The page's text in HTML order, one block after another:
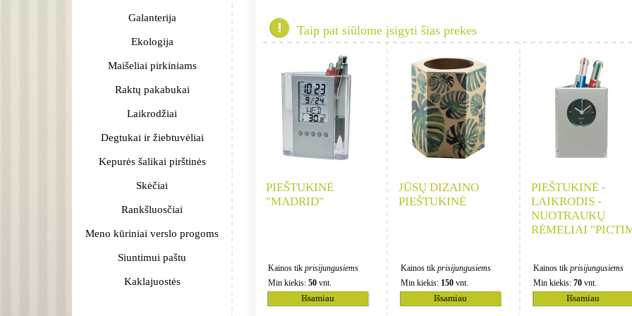
Galanterija
Ekologija
Maišeliai pirkiniams
Raktų pakabukai
Laikrodžiai
Degtukai ir žiebtuvėliai
Kepurės šalikai pirštinės
Skėčiai
Rankšluosčiai
Meno kūriniai verslo progoms
Siuntimui paštu
Kaklajuostės
Taip pat siūlome įsigyti šias prekes
PIEŠTUKINĖ
"MADRID"
Kainos tik prisijungusiems
Min kiekis: 50vnt.
Išsamiau
JŪSŲ DIZAINO
PIEŠTUKINĖ
Kainos tik prisijungusiems
Min kiekis: 150vnt.
Išsamiau
PIEŠTUKINĖ -
LAIKRODIS -
NUOTRAUKŲ
RĖMELIAI
Kainos tik prisijungusiems
Min kiekis: 70vnt.
Išsamiau